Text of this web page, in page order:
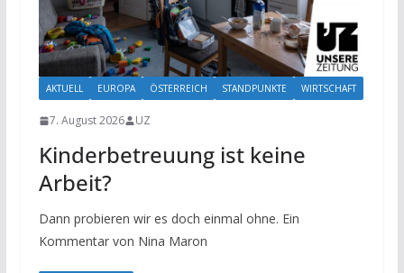
AKTUELL EUROPA ÖSTERREICH STANDPUNKTE WIRTSCHAFT
7. August 2026 UZ
Kinderbetreuung ist keine
Arbeit?
Dann probieren wir es doch einmal ohne. Ein
Kommentar von Nina Maron